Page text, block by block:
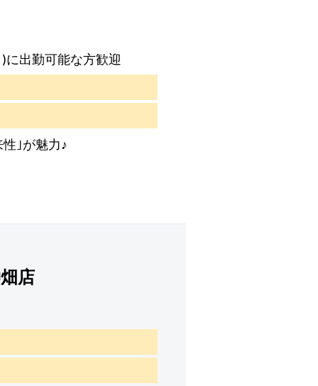
に出勤可能な方歓迎
｣が魅力♪
店